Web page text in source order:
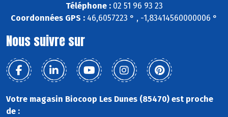
Téléphone :02 51 96 93 23
Coordonnées GPS : 46,6057223 ° , -1,83414560000006 °
Nous suivre sur
Votre magasin Biocoop Les Dunes (85470) est proche
de :